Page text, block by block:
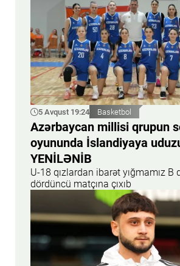
5 Avqust 19:24 Basketbol
Azərbaycan millisi qrupun
oyununda İslandiyaya
YENİLƏNİB
U-18 qızlardan ibarət yığmamız B
dördüncü matçına çıxıb